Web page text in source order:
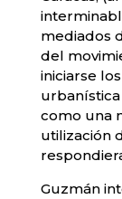
mediados
del
iniciarse
como una
utilización
Guzmán